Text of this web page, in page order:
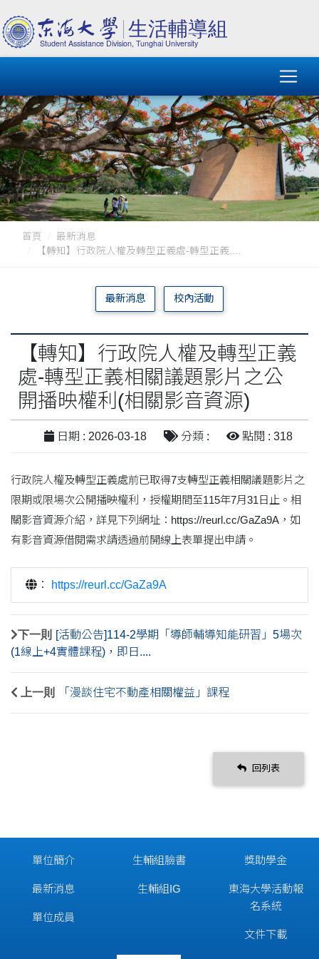
首頁
最新消息
【轉知】行政院人權及轉型正義處-轉型正義....
最新消息 校內活動
【轉知】行政院人權及轉型正義
處-轉型正義相關議題影片之公
開播映權利(相關影音資源)
日期 : 2026-03-18 分類 : 點閱 : 318
行政院人權及轉型正義處前已取得7支轉型正義相關議題影片之
限期或限場次公開播映權利，授權期間至115年7月31日止。相
關影音資源介紹，詳見下列網址：https://reurl.cc/GaZa9A，如
有影音資源借閱需求請透過前開線上表單提出申請。
： https://reurl.cc/GaZa9A
下一則
[活動公告]114-2學期「導師輔導知能研習」5場次
(1線上+4實體課程)，即日....
上一則 「漫談住宅不動產相關權益」課程
回列表
單位簡介
最新消息
單位成員
生輔組臉書
生輔組IG
獎助學金
東海大學活動報
名系統
文件下載